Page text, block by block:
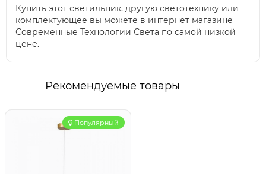
Купить этот светильник, другую светотехнику или
комплектующее вы можете в интернет магазине
Современные Технологии Света по самой низкой
цене.
Рекомендуемые товары
Популярный